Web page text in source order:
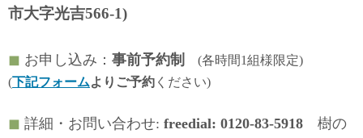
市大字光吉566-1)
◼︎ お申し込み： 事前予約制
(各時間1組様限定)
(下記フォームよりご予約 ください)
◼︎ 詳細・お問い合わせ: freedial: 0120-83-5918 樹の